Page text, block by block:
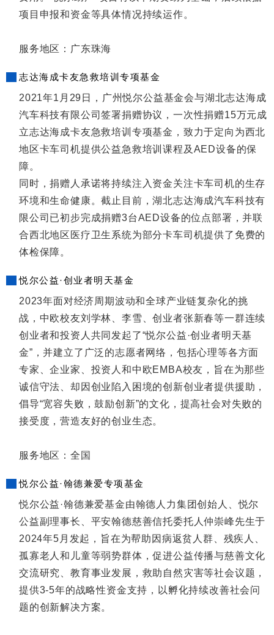
项目申报和资金等具体情况持续运作。
服务地区：广东珠海
志达海成卡友急救培训专项基金
2021年1月29日，广州悦尔公益基金会与湖北志达海成
汽车科技有限公司签署捐赠协议，一次性捐赠15万元成
立志达海成卡友急救培训专项基金，致力于定向为西北
地区卡车司机提供公益急救培训课程及AED设备的保
障。
同时，捐赠人承诺将持续注入资金关注卡车司机的生存
环境和生命健康。截止目前，湖北志达海成汽车科技有
限公司已初步完成捐赠3台AED设备的位点部署，并联
合西北地区医疗卫生系统为部分卡车司机提供了免费的
体检保障。
悦尔公益·创业者明天基金
2023年面对经济周期波动和全球产业链复杂化的挑
战，中欧校友刘学林、李雪、创业者张新春等一群连续
创业者和投资人共同发起了“悦尔公益·创业者明天基
金”，并建立了广泛的志愿者网络，包括心理等各方面
专家、企业家、投资人和中欧EMBA校友，旨在为那些
诚信守法、却因创业陷入困境的创新创业者提供援助，
倡导“宽容失败，鼓励创新”的文化，提高社会对失败的
接受度，营造友好的创业生态。
服务地区：全国
悦尔公益·翰德兼爱专项基金
悦尔公益·翰德兼爱基金由翰德人力集团创始人、悦尔
公益副理事长、平安翰德慈善信托委托人仲崇峰先生于
2024年5月发起，旨在为帮助因病返贫人群、残疾人、
孤寡老人和儿童等弱势群体，促进公益传播与慈善文化
交流研究、教育事业发展，救助自然灾害等社会议题，
提供3-5年的战略性资金支持，以孵化持续改善社会问
题的创新解决方案。